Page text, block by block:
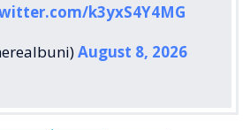
k3yxS4Y4MG
August 8, 2026